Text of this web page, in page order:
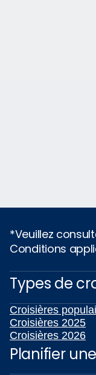
*Veuillez
Conditions
Types de
Croisières
Croisières 2025
Croisières 2026
Planifier